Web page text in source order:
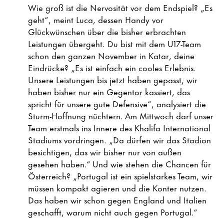
Wie groß ist die Nervosität vor dem Endspiel? „Es
geht“, meint Luca, dessen Handy vor
Glückwünschen über die bisher erbrachten
Leistungen übergeht. Du bist mit dem U17-Team
schon den ganzen November in Katar, deine
Eindrücke? „Es ist einfach ein cooles Erlebnis.
Unsere Leistungen bis jetzt haben gepasst, wir
haben bisher nur ein Gegentor kassiert, das
spricht für unsere gute Defensive“, analysiert die
Sturm-Hoffnung nüchtern. Am Mittwoch darf unser
Team erstmals ins Innere des Khalifa International
Stadiums vordringen. „Da dürfen wir das Stadion
besichtigen, das wir bisher nur von außen
gesehen haben.“ Und wie stehen die Chancen für
Österreich? „Portugal ist ein spielstarkes Team, wir
müssen kompakt agieren und die Konter nutzen.
Das haben wir schon gegen England und Italien
geschafft, warum nicht auch gegen Portugal.“